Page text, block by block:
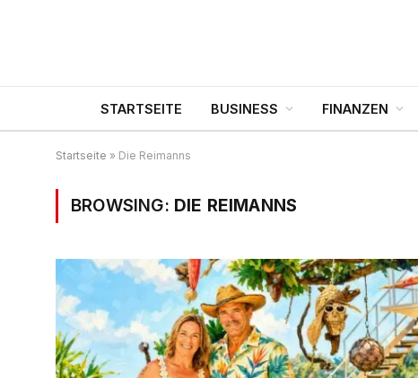
STARTSEITE BUSINESS FINANZEN
Startseite » Die Reimanns
BROWSING: DIE REIMANNS